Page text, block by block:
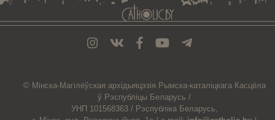
© Мiнска-Магiлёўская архiдыяцэзiя Рымска-каталіцкага Касцёла
ў Рэспубліцы Беларусь /
УНП 101568363 / Рэспубліка Беларусь,